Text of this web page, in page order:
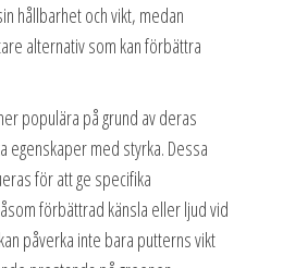
hållbarhet och vikt, medan
alternativ som kan förbättra
populära på grund av deras
egenskaper med styrka. Dessa
för att ge specifika
förbättrad känsla eller ljud vid
påverka inte bara putterns vikt